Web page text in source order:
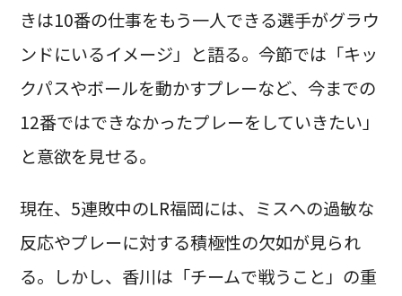
きは10番の仕事をもう一人できる選手がグラウ
ンドにいるイメージ」と語る。今節では「キッ
クパスやボールを動かすプレーなど、今までの
12番ではできなかったプレーをしていきたい」
と意欲を見せる。
現在、5連敗中のLR福岡には、ミスへの過敏な
反応やプレーに対する積極性の欠如が見られ
る。しかし、香川は「チームで戦うこと」の重